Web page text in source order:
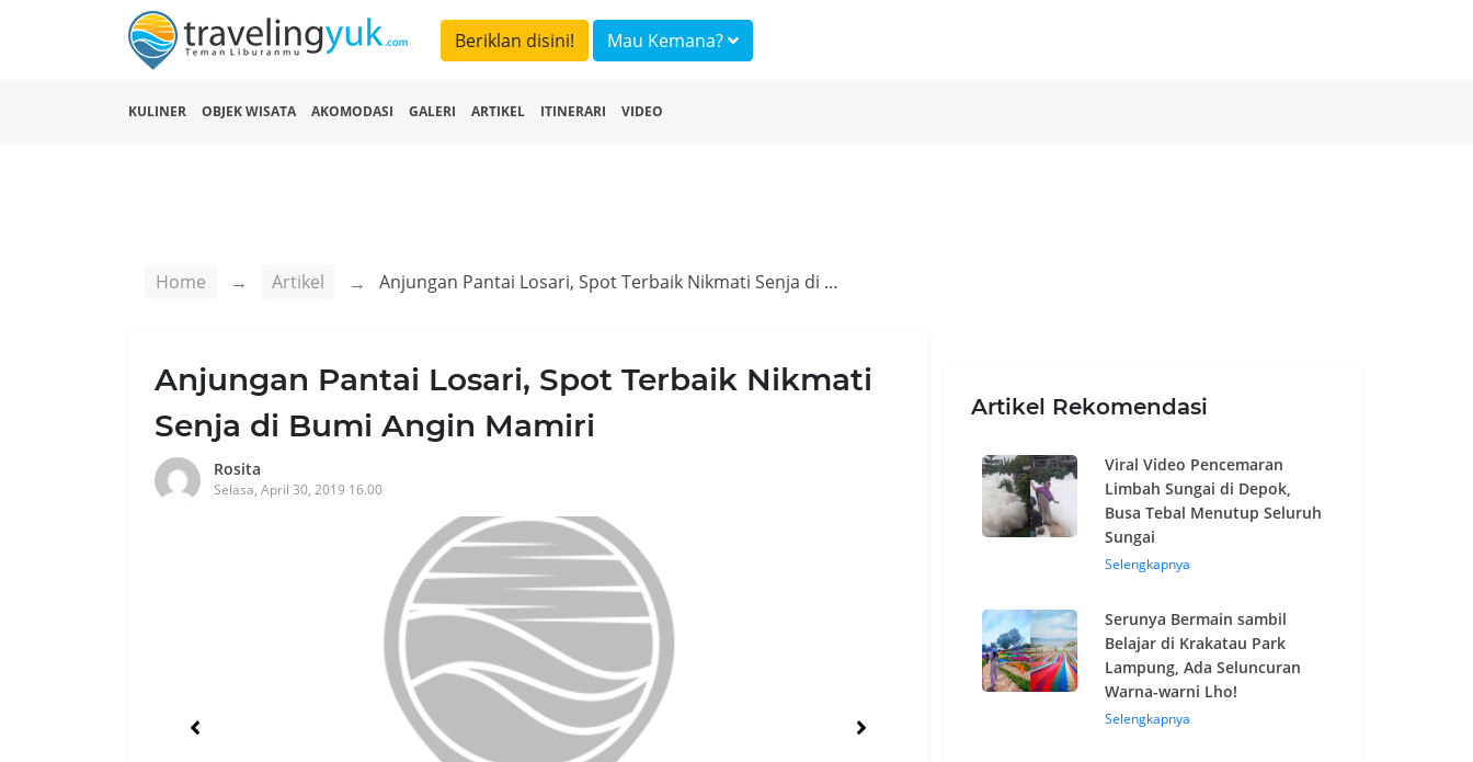
Beriklan disini! Mau Kemana?
KULINER OBJEK WISATA AKOMODASI GALERI ARTIKEL ITINERARI VIDEO
Home Artikel Anjungan Pantai Losari, Spot Terbaik Nikmati Senja di Bumi Angin Mamiri
Anjungan Pantai Losari, Spot Terbaik Nikmati
Senja di Bumi Angin Mamiri
Rosita
Selasa, April 30, 2019 16.00
Artikel Rekomendasi
Viral Video Pencemaran
Limbah Sungai di Depok,
Busa Tebal Menutup Seluruh
Sungai
Selengkapnya
Serunya Bermain sambil
Belajar di Krakatau Park
Lampung, Ada Seluncuran
Warna-warni Lho!
Selengkapnya